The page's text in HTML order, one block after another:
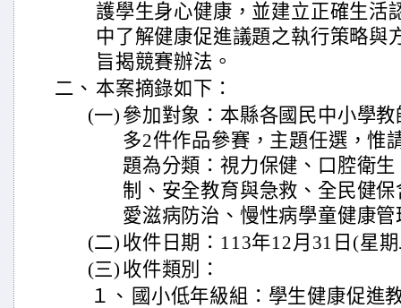
護學生身心健康，並建立正確生活
中了解健康促進議題之執行策略與
旨揭競賽辦法。
二、 本案摘錄如下：
(一) 參加對象：本縣各國民中小學
多2件作品參賽，主題任選，惟
題為分類：視力保健、口腔衛
制、安全教育與急救、全民健
愛滋病防治、慢性病學童健康
(二) 收件日期：113年12月31日(星
(三) 收件類別：
１、 國小低年級組：學生健康促進